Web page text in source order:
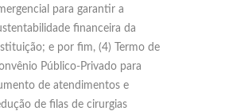
para garantir a
financeira da
e por fim, (4) Termo de
Público-Privado para
de atendimentos e
de filas de cirurgias